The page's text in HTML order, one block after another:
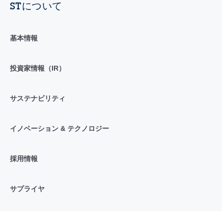
STについて
基本情報
投資家情報（IR）
サステナビリティ
イノベーション & テクノロジー
採用情報
サプライヤ